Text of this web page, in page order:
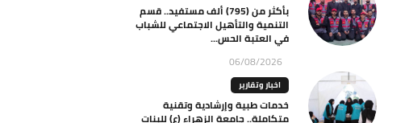
بأكثر من (795) ألف مستفيد.. قسم
التنمية والتأهيل الاجتماعي للشباب
في العتبة الحس...
06/08/2026
اخبار وتقارير
خدمات طبية وإرشادية وتقنية
متكاملة.. جامعة الزهراء (ع) للبنات